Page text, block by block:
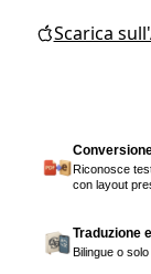
Scarica
Riconosce
con layout
Traduzione
Bilingue o